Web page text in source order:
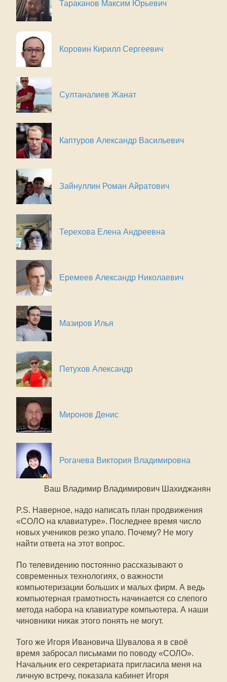
Тараканов Максим Юрьевич
Коровин Кирилл Сергеевич
Султаналиев Жанат
Каптуров Александр Васильевич
Зайнуллин Роман Айратович
Терехова Елена Андреевна
Еремеев Александр Николаевич
Мазиров Илья
Петухов Александр
Миронов Денис
Рогачева Виктория Владимировна
Ваш Владимир Владимирович Шахиджанян
P.S. Наверное, надо написать план продвижения
«СОЛО на клавиатуре». Последнее время число
новых учеников резко упало. Почему? Не могу
найти ответа на этот вопрос.
По телевидению постоянно рассказывают о
современных технологиях, о важности
компьютеризации больших и малых фирм. А ведь
компьютерная грамотность начинается со слепого
метода набора на клавиатуре компьютера. А наши
чиновники никак этого понять не могут.
Того же Игоря Ивановича Шувалова я в своё
время забросал письмами по поводу «СОЛО».
Начальник его секретариата пригласила меня на
личную встречу, показала кабинет Игоря